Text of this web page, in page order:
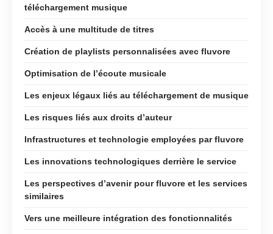
téléchargement musique
Accès à une multitude de titres
Création de playlists personnalisées avec fluvore
Optimisation de l’écoute musicale
Les enjeux légaux liés au téléchargement de musique
Les risques liés aux droits d’auteur
Infrastructures et technologie employées par fluvore
Les innovations technologiques derrière le service
Les perspectives d’avenir pour fluvore et les services
similaires
Vers une meilleure intégration des fonctionnalités